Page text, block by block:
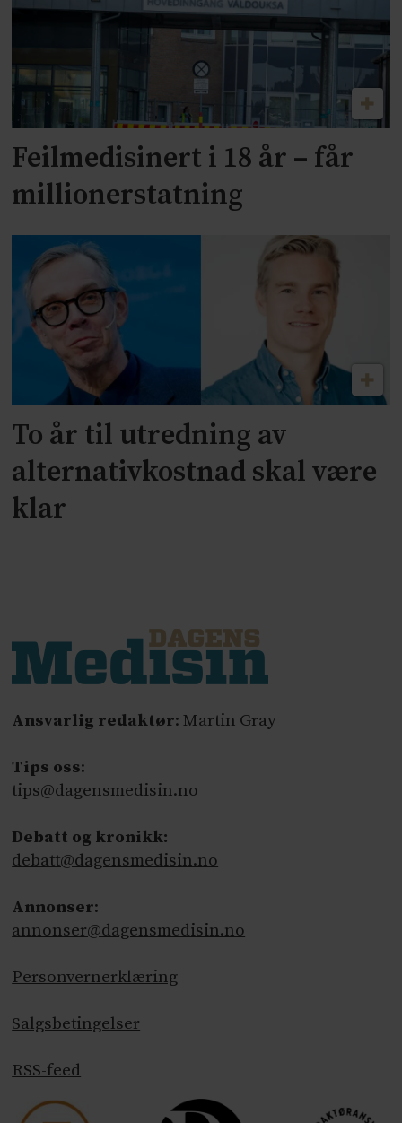
Feilmedisinert i 18 år – får
millionerstatning
To år til utredning av
alternativkostnad skal være
klar
Ansvarlig redaktør: Martin Gray
Tips oss:
tips@dagensmedisin.no
Debatt og kronikk:
debatt@dagensmedisin.no
Annonser:
annonser@dagensmedisin.no
Personvernerklæring
Salgsbetingelser
RSS-feed